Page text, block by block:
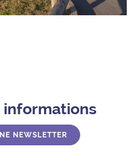
informations
NEWSLETTER